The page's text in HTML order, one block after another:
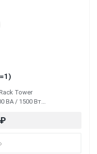
Tower
ВА / 1500 Вт...
₽